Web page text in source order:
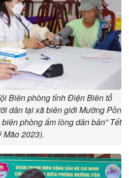
Biên phòng tỉnh Điện Biên tổ
dân tại xã biên giới Mường Pồn
phòng ấm lòng dân bản” Tết
Mão 2023).